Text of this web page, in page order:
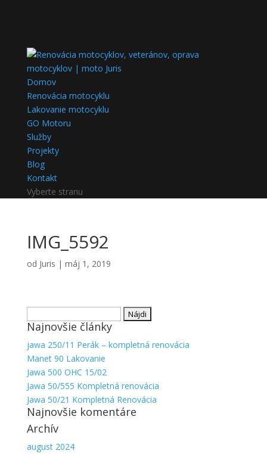
Domov
Renovácia motocyklu
Lakovanie motocyklu
GO Motoru
Služby
Projekty
Blog
Kontakt
Vyberte stranu
IMG_5592
od Juris | máj 1, 2019
Najnovšie články
jawa 250/11 Perák – kompletná renovácia
Manet 90 Lakovanie
Jawa 500 OHC 15/02
Jawa 50/555 Kompletná renovácia
Jawa 50/21 Kompletná Renovácia
Najnovšie komentáre
Archív
august 2024
Nevyhnutné
Tieto súbory
cookie nie
sú voliteľné.
Sú potrebné